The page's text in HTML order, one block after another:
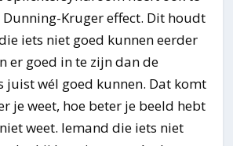
Kruger effect. Dit houdt
iets niet goed kunnen eerder
er goed in te zijn dan de
juist wél goed kunnen. Dat komt
je weet, hoe beter je beeld hebt
weet. Iemand die iets niet